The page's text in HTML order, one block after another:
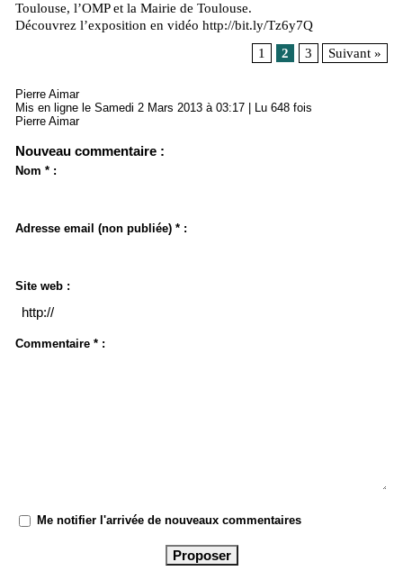
Toulouse, l’OMP et la Mairie de Toulouse.
Découvrez l’exposition en vidéo http://bit.ly/Tz6y7Q
1
2 3 Suivant »
Pierre Aimar
Mis en ligne le Samedi 2 Mars 2013 à 03:17 | Lu 648 fois
Pierre Aimar
Nouveau commentaire :
Nom * :
Adresse email (non publiée) * :
Site web :
Commentaire * :
Me notifier l'arrivée de nouveaux commentaires